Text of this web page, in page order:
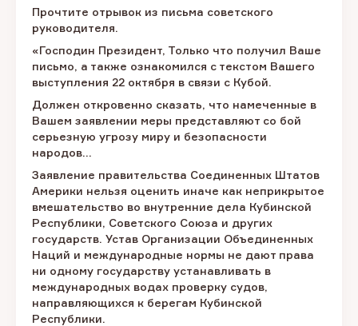
Прочтите отрывок из письма советского
руководителя.
«Господин Президент, Только что получил Ваше
письмо, а также ознакомился с текстом Вашего
выступления 22 октября в связи с Кубой.
Должен откровенно сказать, что намеченные в
Вашем заявлении меры представляют со бой
серьезную угрозу миру и безопасности
народов…
Заявление правительства Соединенных Штатов
Америки нельзя оценить иначе как неприкрытое
вмешательство во внутренние дела Кубинской
Республики, Советского Союза и других
государств. Устав Организации Объединенных
Наций и международные нормы не дают права
ни одному государству устанавливать в
международных водах проверку судов,
направляющихся к берегам Кубинской
Республики.